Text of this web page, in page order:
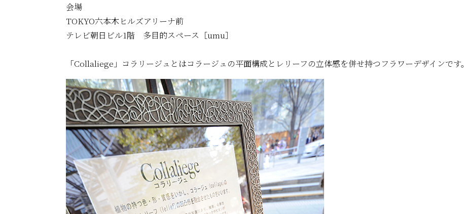
会場
TOKYO六本木ヒルズアリーナ前
テレビ朝日ビル1階 多目的スペース［umu］
「Collaliege」コラリージュとはコラージュの平面構成とレリーフの立体感を併せ持つフラワーデザインです。